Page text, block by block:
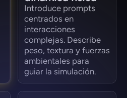
Introduce prompts
centrados en
interacciones
complejas. Describe
peso, textura y fuerzas
ambientales para
guiar la simulación.